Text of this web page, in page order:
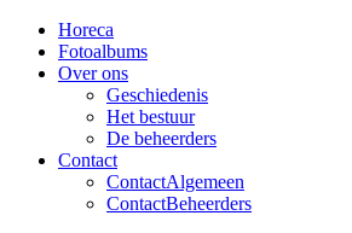
Horeca
Fotoalbums
Over ons
Geschiedenis
Het bestuur
De beheerders
Contact
ContactAlgemeen
ContactBeheerders